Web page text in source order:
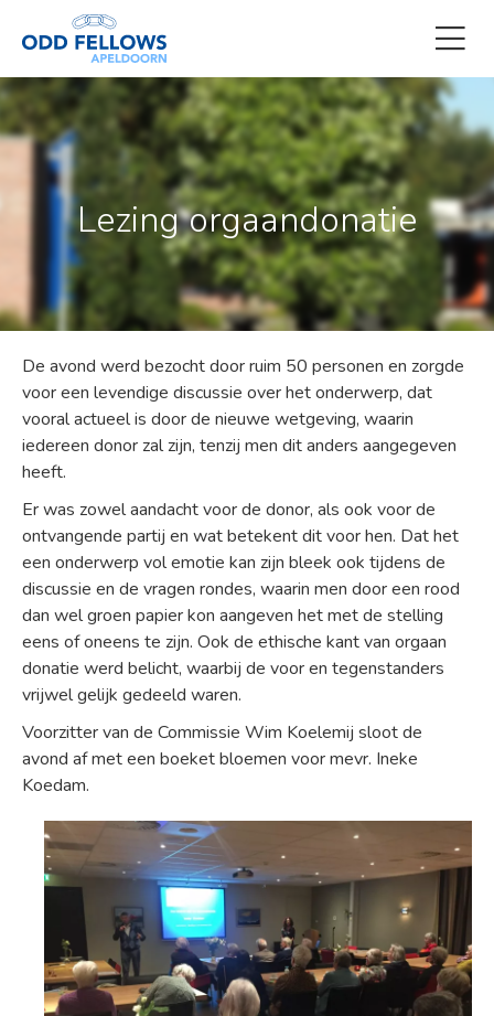
Lezing orgaandonatie
De avond werd bezocht door ruim 50 personen en zorgde
voor een levendige discussie over het onderwerp, dat
vooral actueel is door de nieuwe wetgeving, waarin
iedereen donor zal zijn, tenzij men dit anders aangegeven
heeft.
Er was zowel aandacht voor de donor, als ook voor de
ontvangende partij en wat betekent dit voor hen. Dat het
een onderwerp vol emotie kan zijn bleek ook tijdens de
discussie en de vragen rondes, waarin men door een rood
dan wel groen papier kon aangeven het met de stelling
eens of oneens te zijn. Ook de ethische kant van orgaan
donatie werd belicht, waarbij de voor en tegenstanders
vrijwel gelijk gedeeld waren.
Voorzitter van de Commissie Wim Koelemij sloot de
avond af met een boeket bloemen voor mevr. Ineke
Koedam.